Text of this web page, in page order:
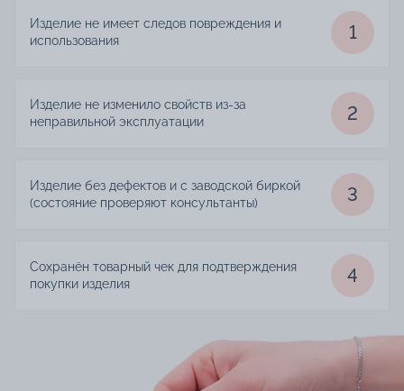
Изделие не имеет следов повреждения и
использования
1
Изделие не изменило свойств из-за
неправильной эксплуатации
2
Изделие без дефектов и с заводской биркой
(состояние проверяют консультанты)
3
Сохранён товарный чек для подтверждения
покупки изделия
4